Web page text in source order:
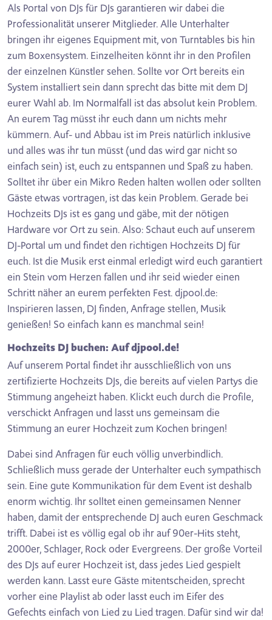
Als Portal von DJs für DJs garantieren wir dabei die
Professionalität unserer Mitglieder. Alle Unterhalter
bringen ihr eigenes Equipment mit, von Turntables bis hin
zum Boxensystem. Einzelheiten könnt ihr in den Profilen
der einzelnen Künstler sehen. Sollte vor Ort bereits ein
System installiert sein dann sprecht das bitte mit dem DJ
eurer Wahl ab. Im Normalfall ist das absolut kein Problem.
An eurem Tag müsst ihr euch dann um nichts mehr
kümmern. Auf- und Abbau ist im Preis natürlich inklusive
und alles was ihr tun müsst (und das wird gar nicht so
einfach sein) ist, euch zu entspannen und Spaß zu haben.
Solltet ihr über ein Mikro Reden halten wollen oder sollten
Gäste etwas vortragen, ist das kein Problem. Gerade bei
Hochzeits DJs ist es gang und gäbe, mit der nötigen
Hardware vor Ort zu sein. Also: Schaut euch auf unserem
DJ-Portal um und findet den richtigen Hochzeits DJ für
euch. Ist die Musik erst einmal erledigt wird euch garantiert
ein Stein vom Herzen fallen und ihr seid wieder einen
Schritt näher an eurem perfekten Fest. djpool.de:
Inspirieren lassen, DJ finden, Anfrage stellen, Musik
genießen! So einfach kann es manchmal sein!
Hochzeits DJ buchen: Auf djpool.de!
Auf unserem Portal findet ihr ausschließlich von uns
zertifizierte Hochzeits DJs, die bereits auf vielen Partys die
Stimmung angeheizt haben. Klickt euch durch die Profile,
verschickt Anfragen und lasst uns gemeinsam die
Stimmung an eurer Hochzeit zum Kochen bringen!
Dabei sind Anfragen für euch völlig unverbindlich.
Schließlich muss gerade der Unterhalter euch sympathisch
sein. Eine gute Kommunikation für dem Event ist deshalb
enorm wichtig. Ihr solltet einen gemeinsamen Nenner
haben, damit der entsprechende DJ auch euren Geschmack
trifft. Dabei ist es völlig egal ob ihr auf 90er-Hits steht,
2000er, Schlager, Rock oder Evergreens. Der große Vorteil
des DJs auf eurer Hochzeit ist, dass jedes Lied gespielt
werden kann. Lasst eure Gäste mitentscheiden, sprecht
vorher eine Playlist ab oder lasst euch im Eifer des
Gefechts einfach von Lied zu Lied tragen. Dafür sind wir da!